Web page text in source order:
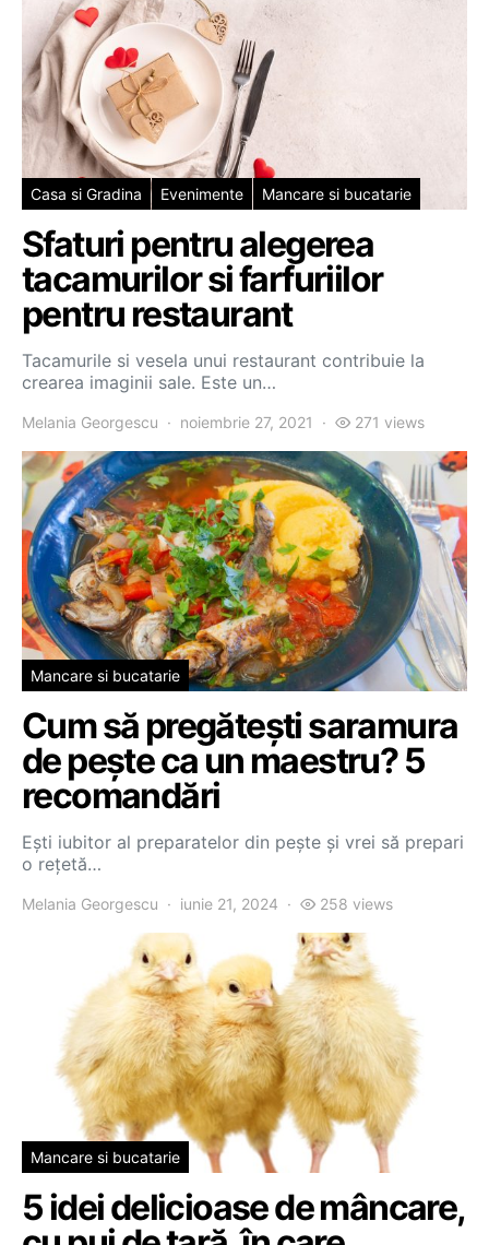
Casa si Gradina Evenimente Mancare si bucatarie
Sfaturi pentru alegerea
tacamurilor si farfuriilor
pentru restaurant
Tacamurile si vesela unui restaurant contribuie la
crearea imaginii sale. Este un…
Melania Georgescu noiembrie 27, 2021 271 views
Mancare si bucatarie
Cum să pregătești saramura
de pește ca un maestru? 5
recomandări
Ești iubitor al preparatelor din pește și vrei să prepari
o rețetă…
Melania Georgescu iunie 21, 2024 258 views
Mancare si bucatarie
5 idei delicioase de mâncare,